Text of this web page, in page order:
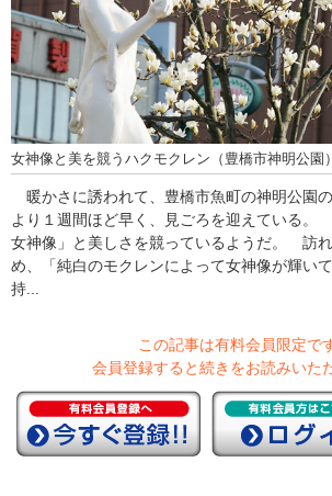
女神像と美を競うハクモクレン（豊橋市神明公園）
暖かさに誘われて、豊橋市魚町の神明公園
より１週間ほど早く、見ごろを迎えている
女神像」と美しさを競っているようだ。 訪
め、「純白のモクレンによって女神像が輝い
持...
この記事は有料会員限定で
会員登録すると続きをお読みいた